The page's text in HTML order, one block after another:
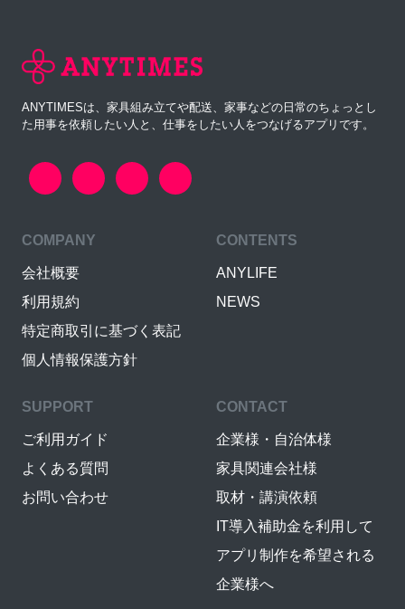
ANYTIMESは、家具組み立てや配送、家事などの日常のちょっとし
た用事を依頼したい人と、仕事をしたい人をつなげるアプリです。
COMPANY
会社概要
利用規約
特定商取引に基づく表記
個人情報保護方針
CONTENTS
ANYLIFE
NEWS
SUPPORT
ご利用ガイド
よくある質問
お問い合わせ
CONTACT
企業様・自治体様
家具関連会社様
取材・講演依頼
IT導入補助金を利用して
アプリ制作を希望される
企業様へ